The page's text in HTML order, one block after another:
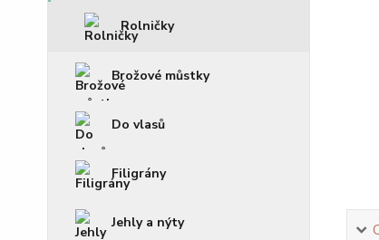
Rolničky
Brožové můstky
Do vlasů
Filigrány
Jehly a nýty